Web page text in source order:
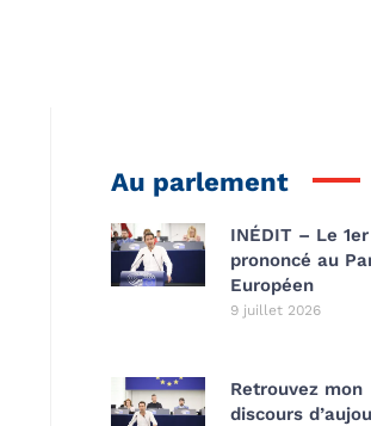
Au parlement
INÉDIT – Le
prononcé au
Européen
9 juillet 2026
Retrouvez mon
discours